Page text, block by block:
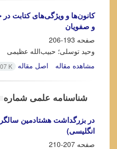
کانون‌ها و ویژگی‌های کتابت
و صفویان
صفحه 193-206
وحید توسلی؛ حبیب‌الله عظیمی
مشاهده مقاله
اصل مقاله K
شناسنامه علمی شماره
در بزرگداشت هشتادمین
انگلیسی)
صفحه 207-210